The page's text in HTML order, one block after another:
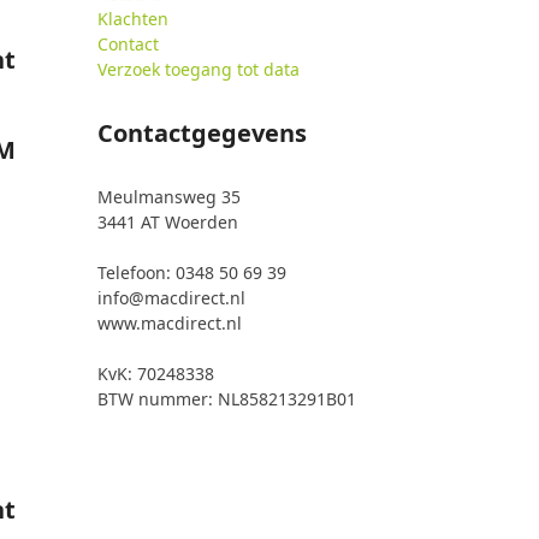
Klachten
Contact
Verzoek toegang tot data
Contactgegevens
Meulmansweg 35
3441 AT Woerden
Telefoon: 0348 50 69 39
info@macdirect.nl
www.macdirect.nl
KvK: 70248338
BTW nummer: NL858213291B01